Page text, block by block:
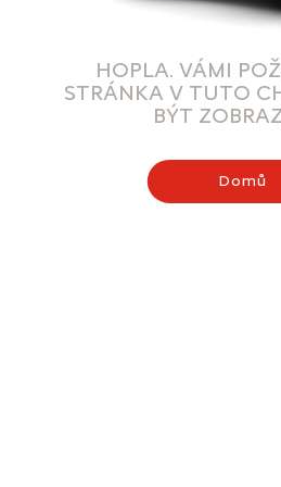
HOPLA. VÁMI
STRÁNKA V TUTO
BÝT
Domů